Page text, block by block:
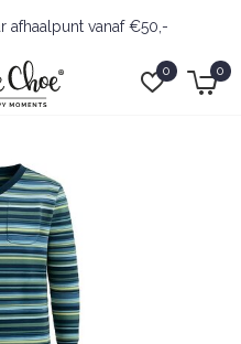
0 0
afhaalpunt vanaf €50,-